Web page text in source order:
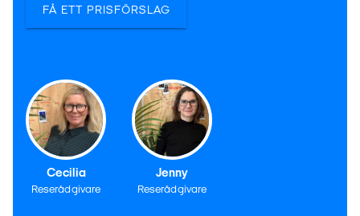
FÅ ETT PRISFÖRSLAG
Cecilia
Reserådgivare
Jenny
Reserådgivare